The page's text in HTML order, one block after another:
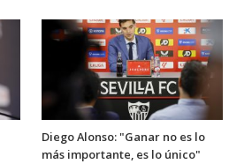
Diego Alonso: "Ganar no es lo
más importante, es lo único"